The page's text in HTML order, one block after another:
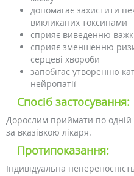
допомагає захистити
викликаних токсинами
сприяє виведенню
сприяє зменшенню
серцеві хвороби
запобігає утворенню
нейропатії
Спосіб застосування:
Дорослим приймати по одній
за вказівкою лікаря.
Протипоказання:
Індивідуальна